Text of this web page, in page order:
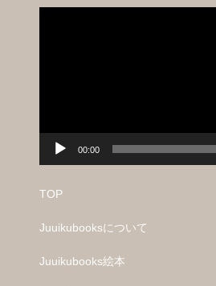
00:00
TOP
Juuikubooksについて
Juuikubooks絵本